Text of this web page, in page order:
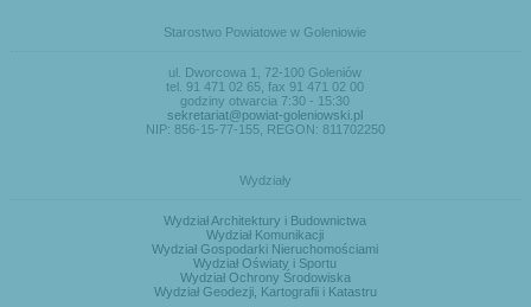
Starostwo Powiatowe w Goleniowie
ul. Dworcowa 1, 72-100 Goleniów
tel. 91 471 02 65, fax 91 471 02 00
godziny otwarcia 7:30 - 15:30
sekretariat@powiat-goleniowski.pl
NIP: 856-15-77-155, REGON: 811702250
Wydziały
Wydział Architektury i Budownictwa
Wydział Komunikacji
Wydział Gospodarki Nieruchomościami
Wydział Oświaty i Sportu
Wydział Ochrony Środowiska
Wydział Geodezji, Kartografii i Katastru